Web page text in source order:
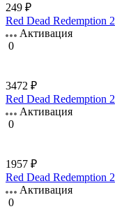
249 ₽
Red Dead Redemption 2
Активация
0
3472 ₽
Red Dead Redemption 2
Активация
0
1957 ₽
Red Dead Redemption 2
Активация
0